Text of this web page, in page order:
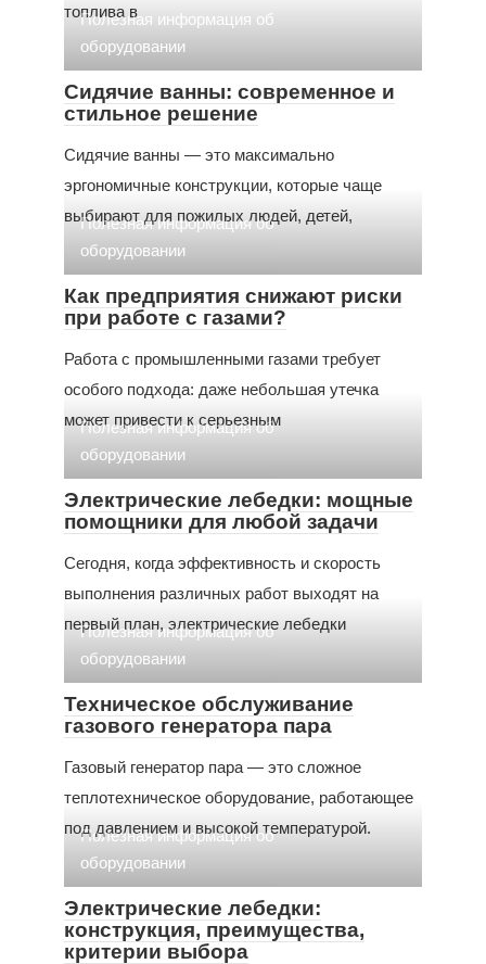
топлива в
Полезная информация об
оборудовании
Сидячие ванны: современное и
стильное решение
Сидячие ванны — это максимально
эргономичные конструкции, которые чаще
выбирают для пожилых людей, детей,
Полезная информация об
оборудовании
Как предприятия снижают риски
при работе с газами?
Работа с промышленными газами требует
особого подхода: даже небольшая утечка
может привести к серьезным
Полезная информация об
оборудовании
Электрические лебедки: мощные
помощники для любой задачи
Сегодня, когда эффективность и скорость
выполнения различных работ выходят на
первый план, электрические лебедки
Полезная информация об
оборудовании
Техническое обслуживание
газового генератора пара
Газовый генератор пара — это сложное
теплотехническое оборудование, работающее
под давлением и высокой температурой.
Полезная информация об
оборудовании
Электрические лебедки:
конструкция, преимущества,
критерии выбора